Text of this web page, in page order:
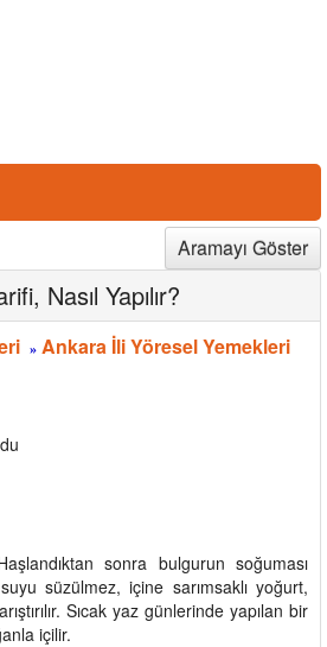
Aramayı Göster
Nasıl Yapılır?
» Ankara İli Yöresel Yemekleri
sonra bulgurun soğuması
süzülmez, içine sarımsaklı yoğurt,
Sıcak yaz günlerinde yapılan bir
içilir.